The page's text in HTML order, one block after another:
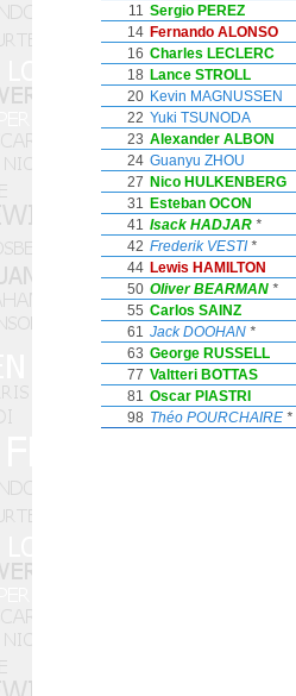
11 Sergio PEREZ
14 Fernando ALONSO
16 Charles LECLERC
18 Lance STROLL
20 Kevin MAGNUSSEN
22 Yuki TSUNODA
23 Alexander ALBON
24 Guanyu ZHOU
27 Nico HULKENBERG
31 Esteban OCON
41 Isack HADJAR*
42 Frederik VESTI*
44 Lewis HAMILTON
50 Oliver BEARMAN*
55 Carlos SAINZ
61 Jack DOOHAN*
63 George RUSSELL
77 Valtteri BOTTAS
81 Oscar PIASTRI
98 Théo POURCHAIRE*